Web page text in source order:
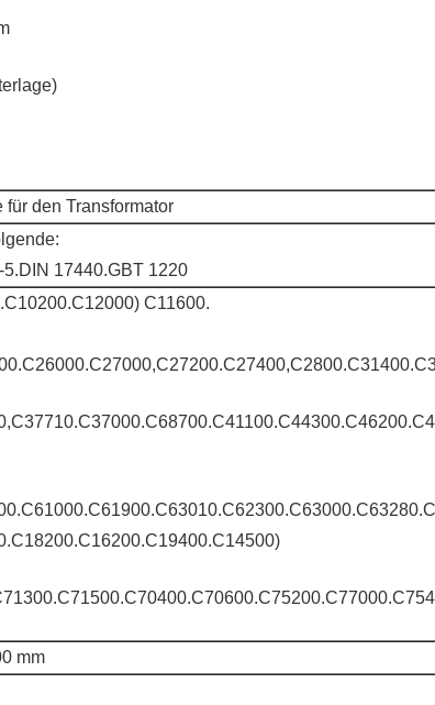
den Transformator
17440.GBT 1220
C11600.
mm